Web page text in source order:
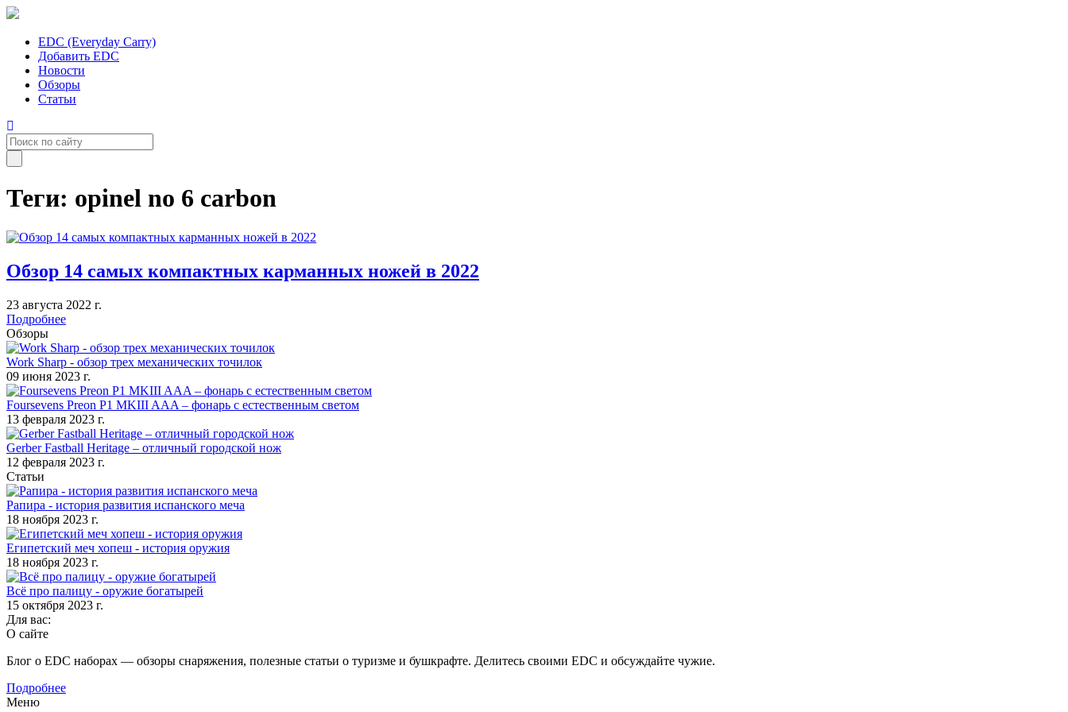
EDC (Everyday Carry)
Добавить EDC
Новости
Обзоры
Статьи
Теги: opinel no 6 carbon
Обзор 14 самых компактных карманных ножей в 2022
23 августа 2022 г.
Подробнее
Обзоры
Work Sharp - обзор трех механических точилок
09 июня 2023 г.
Foursevens Preon P1 MKIII AAA – фонарь с естественным светом
13 февраля 2023 г.
Gerber Fastball Heritage – отличный городской нож
12 февраля 2023 г.
Статьи
Рапира - история развития испанского меча
18 ноября 2023 г.
Египетский меч хопеш - история оружия
18 ноября 2023 г.
Всё про палицу - оружие богатырей
15 октября 2023 г.
Для вас:
О сайте
Блог о EDC наборах — обзоры снаряжения, полезные статьи о туризме и бушкрафте. Делитесь своими EDC и обсуждайте чужие.
Подробнее
Меню